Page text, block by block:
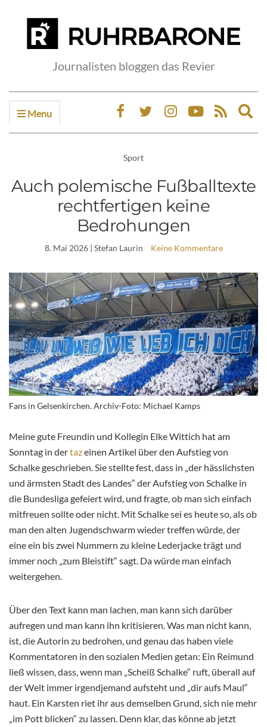
Journalisten bloggen das Revier
Menu
Sport
Auch polemische Fußballtexte
rechtfertigen keine
Bedrohungen
8. Mai 2026| Stefan Laurin Keine Kommentare
Fans in Gelsenkirchen. Archiv-Foto: Michael Kamps
Meine gute Freundin und Kollegin Elke Wittich hat am
Sonntag in dertazeinen Artikel über den Aufstieg von
Schalke geschrieben. Sie stellte fest, dass in „der hässlichsten
und ärmsten Stadt des Landes“ der Aufstieg von Schalke in
die Bundesliga gefeiert wird, und fragte, ob man sich einfach
mitfreuen sollte oder nicht. Mit Schalke sei es heute so, als ob
man den alten Jugendschwarm wieder treffen würde, der
eine ein bis zwei Nummern zu kleine Lederjacke trägt und
immer noch „zum Bleistift“ sagt. Da würde man einfach
weitergehen.
Über den Text kann man lachen, man kann sich darüber
aufregen und man kann ihn kritisieren. Was man nicht kann,
ist, die Autorin zu bedrohen, und genau das haben viele
Kommentatoren in den sozialen Medien getan: Ein Reimund
ließ wissen, dass, wenn man „Scheiß Schalke“ ruft, überall auf
der Welt immer irgendjemand aufsteht und „dir aufs Maul“
haut. Ein Karsten riet ihr aus demselben Grund, sich nie mehr
„im Pott blicken“ zu lassen. Denn klar, das könne ab jetzt